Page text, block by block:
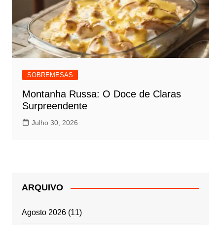
SOBREMESAS
Montanha Russa: O Doce de Claras
Surpreendente
Julho 30, 2026
ARQUIVO
Agosto 2026(11)